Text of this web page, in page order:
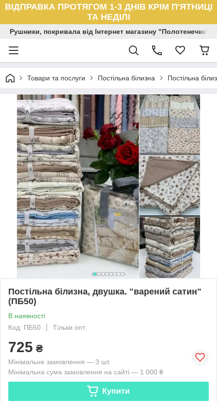
ВІДПРАВКА ПРОТЯГОМ 1-3 ДНІВ КРІМ П'ЯТНИЦІ
ТА НЕДІЛІ
Рушники, покривала від Інтернет магазину "Полотенечки"
Товари та послуги Постільна білизна Постільна
Постільна білизна, двушка. "варений сатин"
(ПБ50)
В наявності
Код: ПБ50
Тільки опт
725 ₴
Мінімальне замовлення — 3 шт.
Мінімальна сума замовлення на сайті — 1 000 ₴
Купити